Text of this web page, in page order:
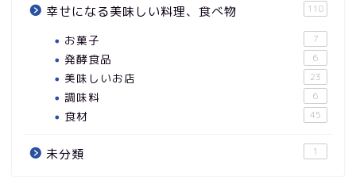
幸せになる美味しい料理、食べ物 110
お菓子 7
発酵食品 6
美味しいお店 23
調味料 6
食材 45
未分類 1